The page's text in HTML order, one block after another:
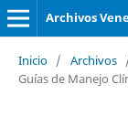
Archivos
Inicio / Archivos
Guías de Manejo